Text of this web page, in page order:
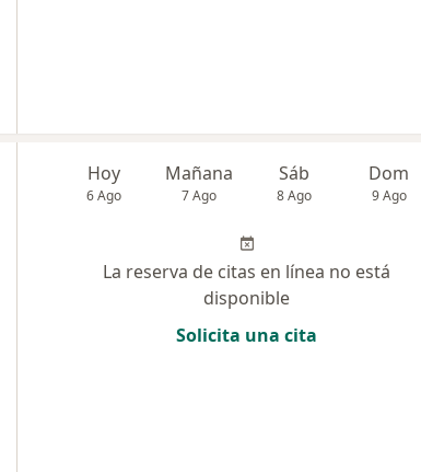
Hoy
6 Ago
Mañana
7 Ago
Sáb
8 Ago
Dom
9 Ago
La reserva de citas en línea no está
disponible
Solicita una cita